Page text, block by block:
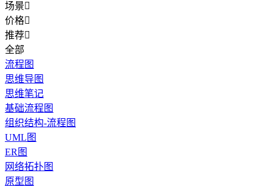
场景
价格
推荐
全部
流程图
思维导图
思维笔记
基础流程图
组织结构-流程图
UML图
ER图
网络拓扑图
原型图